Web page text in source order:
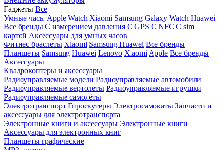
Гаджеты Все
Умные часы Apple Watch Xiaomi Samsung Galaxy Watch Huawei
Все бренды C измерением давления C GPS C NFC C sim
картой Аксессуары для умных часов
Фитнес браслеты Xiaomi Samsung Huawei Все бренды
Планшеты Samsung Huawei Lenovo Xiaomi Apple Все бренды
Аксессуары
Квадрокоптеры и аксессуары
Радиоуправляемые модели Радиоуправляемые автомобили
Радиоуправляемые вертолёты Радиоуправляемые игрушки
Радиоуправляемые самолёты
Электротранспорт Гироскутеры Электросамокаты Запчасти и
аксессуары для электротранспорта
Электронные книги и аксессуары Электронные книги
Аксессуары для электронных книг
Планшеты графические